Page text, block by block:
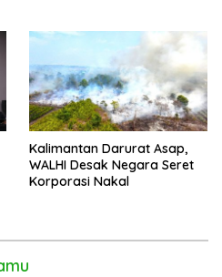
Kalimantan Darurat Asap,
WALHI Desak Negara Seret
Korporasi Nakal